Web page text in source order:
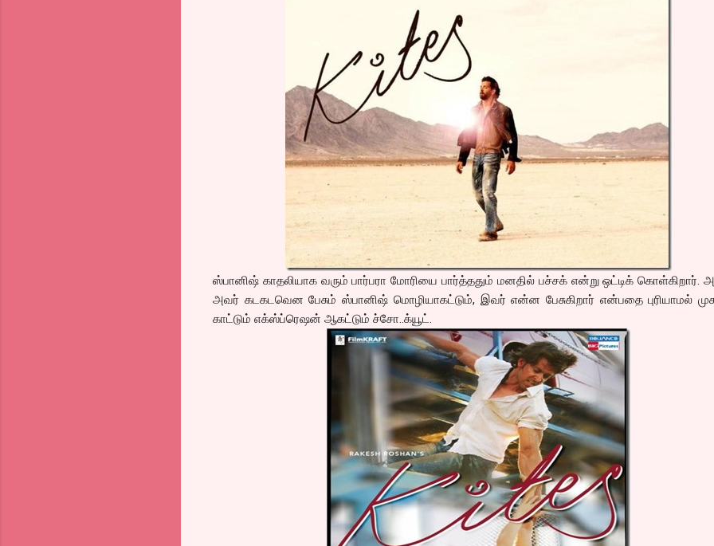
ஸ்பானிஷ் காதலியாக வரும் பார்பரா மோரியை பார்த்ததும் மனதில் பச்சக் என்று ஒட்டிக் கொள்கிறார்.
அவர் கடகடவென பேசும் ஸ்பானிஷ் மொழியாகட்டும், இவர் என்ன பேசுகிறார் என்பதை புரியாமல்
காட்டும் எக்ஸ்ப்ரெஷன் ஆகட்டும் ச்சோ..க்யூட்.